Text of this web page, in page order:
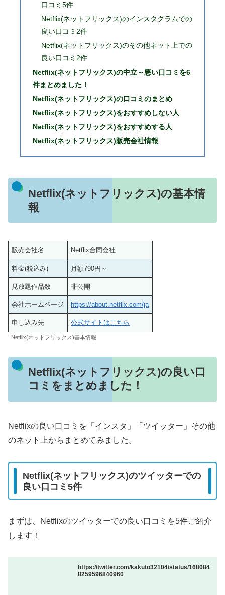
口コミ5件
Netflix(ネットフリックス)のインスタグラムでの
良い口コミ2件
Netflix(ネットフリックス)のその他ネット上での
良い口コミ2件
Netflix(ネットフリックス)の中立～悪い口コミを6
件まとめました！
Netflix(ネットフリックス)の口コミのまとめ
Netflix(ネットフリックス)をおすすめしない人
Netflix(ネットフリックス)をおすすめする人
Netflix(ネットフリックス)販売会社情報
Netflix(ネットフリックス)の基本情
報
販売会社名 Netflix合同会社
料金(税込み) 月額790円～
見放題作品数 非公開
会社ホームページ https://about.netflix.com/ja
申し込み先 公式サイトはこちら
Netflix(ネットフリックス)基本情報
Netflix(ネットフリックス)の良い口
コミをまとめました！
Netflixの良い口コミを「インスタ」「ツイッター」その他
のネット上からまとめてみました。
Netflix(ネットフリックス)のツイッターでの
良い口コミ5件
まずは、Netflixのツイッターでの良い口コミを5件ご紹介
します！
https://twitter.com/kakuto32104/status/168084
8259596840960